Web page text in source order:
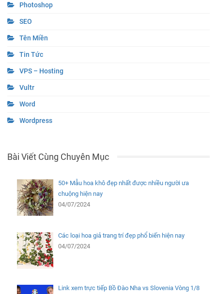
Photoshop
SEO
Tên Miền
Tin Tức
VPS – Hosting
Vultr
Word
Wordpress
Bài Viết Cùng Chuyên Mục
50+ Mẫu hoa khô đẹp nhất được nhiều người ưa
chuộng hiện nay
04/07/2024
Các loại hoa giả trang trí đẹp phổ biến hiện nay
04/07/2024
Link xem trực tiếp Bồ Đào Nha vs Slovenia Vòng 1/8